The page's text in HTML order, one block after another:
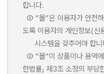
합니다.
② “몰”은 이용자가 안전
도록 이용자의 개인정보(신
시스템을 갖추어야 합니
③ “몰”이 상품이나 용역에
한법률」 제3조 소정의 부